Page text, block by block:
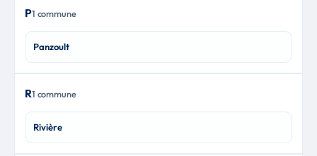
P1 commune
Panzoult
R1 commune
Rivière